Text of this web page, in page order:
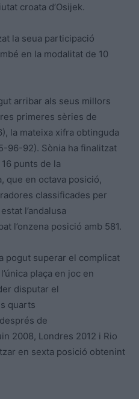
croata d’Osijek.
la seua participació
en la modalitat de 10
arribar als seus millors
primeres sèries de
la mateixa xifra obtinguda
96-92). Sònia ha finalitzat
punts de la
que en octava posició,
classificades per
l’andalusa
l’onzena posició amb 581.
pogut superar el complicat
plaça en joc en
disputar el
quarts
de
2008, Londres 2012 i Rio
en sexta posició obtenint